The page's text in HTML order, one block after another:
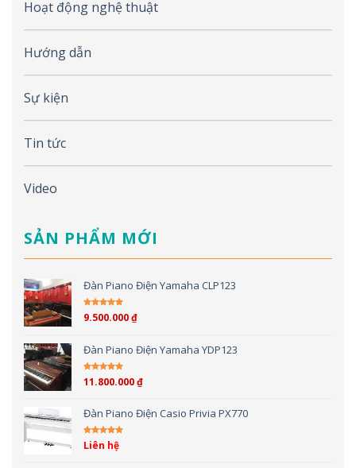
Hoạt động nghệ thuật
Hướng dẫn
Sự kiện
Tin tức
Video
SẢN PHẨM MỚI
Đàn Piano Điện Yamaha CLP123
Được xếp hạng
9.500.000₫
Đàn Piano Điện Yamaha YDP123
Được xếp hạng
11.800.000₫
Đàn Piano Điện Casio Privia PX770
Được xếp hạng
Liên hệ